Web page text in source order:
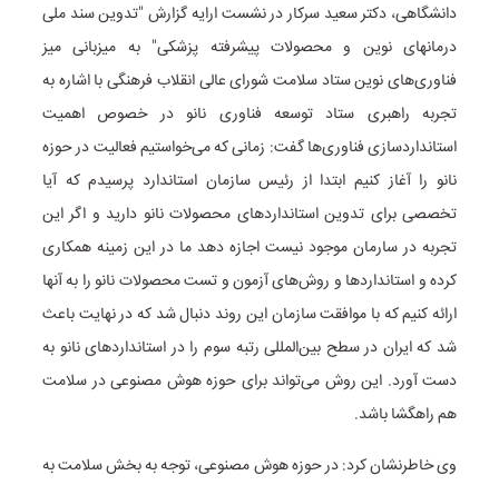
دانشگاهی، دکتر سعید سرکار در نشست ارایه گزارش "تدوین سند ملی
درمانهای نوین و محصولات پیشرفته پزشکی" به میزبانی میز
فناوری‌های نوین ستاد سلامت شورای عالی انقلاب فرهنگی با اشاره به
تجربه راهبری ستاد توسعه فناوری نانو در خصوص اهمیت
استانداردسازی فناوری‌ها گفت: زمانی که می‌خواستیم فعالیت در حوزه
نانو را آغاز کنیم ابتدا از رئیس سازمان استاندارد پرسیدم که آیا
تخصصی برای تدوین استانداردهای محصولات نانو دارید و اگر این
تجربه در سارمان موجود نیست اجازه دهد ما در این زمینه همکاری
کرده و استانداردها و روش‌های آزمون و تست محصولات نانو را به آنها
ارائه کنیم که با موافقت سازمان این روند دنبال شد که در نهایت باعث
شد که ایران در سطح بین‌المللی رتبه سوم را در استانداردهای نانو به
دست آورد. این روش می‌تواند برای حوزه هوش مصنوعی در سلامت
هم راهگشا باشد.
وی خاطرنشان کرد: در حوزه هوش مصنوعی، توجه به بخش سلامت به